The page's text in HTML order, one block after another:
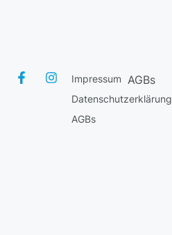
Impressum
Datenschutzerklärung
AGBs
AGBs